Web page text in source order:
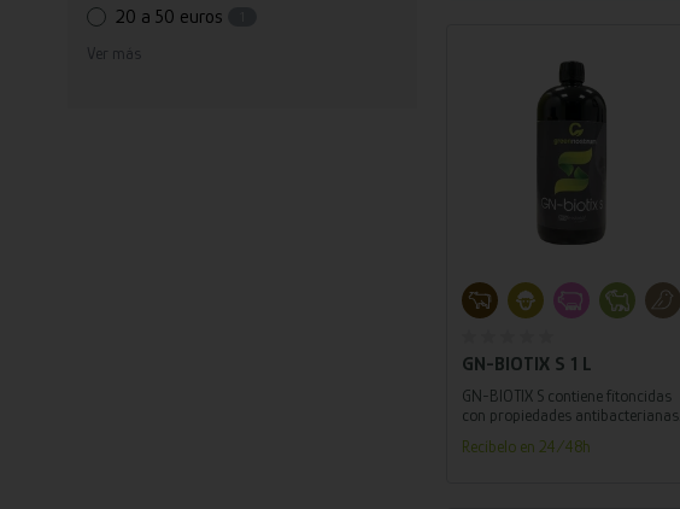
20 a 50 euros
Ver más
Añadir al carrito
GN-BIOTIX S 1 L
GN-BIOTIX S contiene fitoncidas
con propiedades antibacterianas,
Recíbelo en 24/48h